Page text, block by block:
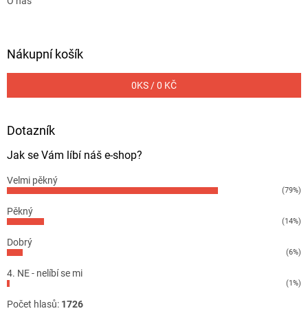
Nákupní košík
0KS /0 KČ
Dotazník
Jak se Vám líbí náš e-shop?
Velmi pěkný
(79%)
Pěkný
(14%)
Dobrý
(6%)
4. NE - nelíbí se mi
(1%)
Počet hlasů: 1726